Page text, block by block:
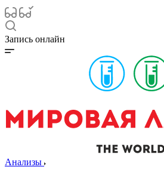
Запись онлайн
Анализы